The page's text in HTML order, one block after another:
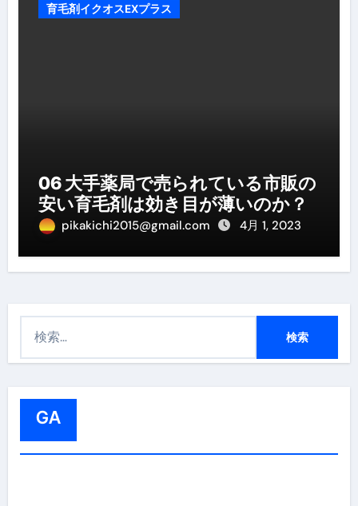
育毛剤イクオスEXプラス
06 大手薬局で売られている市販の
安い育毛剤は効き目が薄いのか？
pikakichi2015@gmail.com 4月 1, 2023
GA